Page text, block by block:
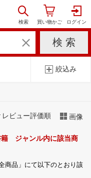
絞込み
レビュー評価順 画像
籍 ジャンル内に該当商
商品」にて以下のとおり該